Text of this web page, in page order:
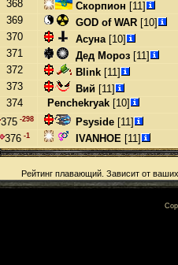
368
Скорпион [11]
369
GOD of WAR [10]
370
Асуна[10]
371
Дед Мороз [11]
372
Blink [11]
373
Вий [11]
374
Penchekryak [10]
375 -298 Psyside [11]
376 -1 IVANHOE [11]
Рейтинг плавающий. Зависит от